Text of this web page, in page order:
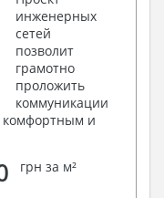
отделок
и
материалов
инженерных
сетей
позволит
грамотно
проложить
коммуникации
комфортным и
грн за м²